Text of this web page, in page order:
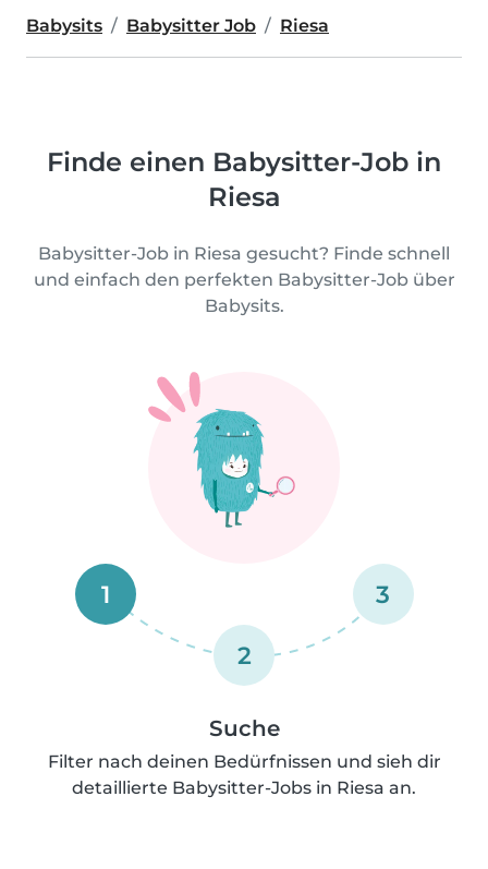
Babysits Babysitter Job Riesa
Finde einen Babysitter-Job in
Riesa
Babysitter-Job in Riesa gesucht? Finde schnell
und einfach den perfekten Babysitter-Job über
Babysits.
1
2
3
Suche
Filter nach deinen Bedürfnissen und sieh dir
detaillierte Babysitter-Jobs in Riesa an.